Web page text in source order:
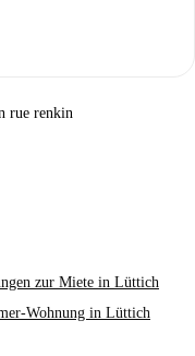
rue renkin
zur Miete in Lüttich
Wohnung in Lüttich